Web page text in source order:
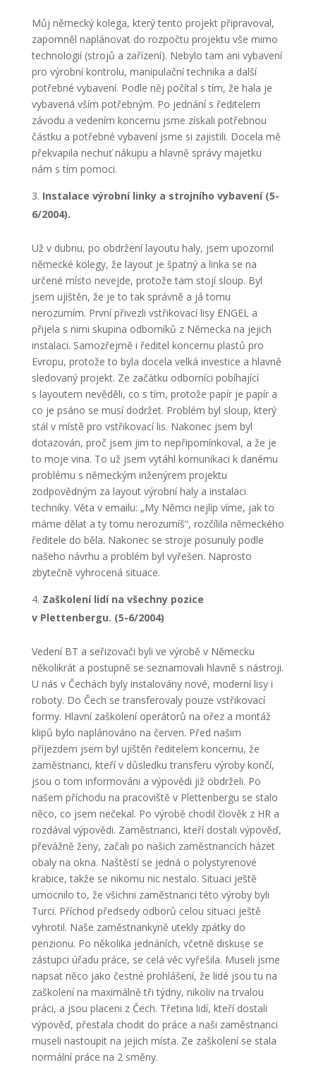
Můj německý kolega, který tento projekt připravoval,
zapomněl naplánovat do rozpočtu projektu vše mimo
technologií (strojů a zařízení). Nebylo tam ani vybavení
pro výrobní kontrolu, manipulační technika a další
potřebné vybavení. Podle něj počítal s tím, že hala je
vybavená vším potřebným. Po jednání s ředitelem
závodu a vedením koncernu jsme získali potřebnou
částku a potřebné vybavení jsme si zajistili. Docela mě
překvapila nechuť nákupu a hlavně správy majetku
nám s tím pomoci.
Instalace výrobní linky a strojního vybavení (5-
6/2004).
Už v dubnu, po obdržení layoutu haly, jsem upozornil
německé kolegy, že layout je špatný a linka se na
určené místo nevejde, protože tam stojí sloup. Byl
jsem ujištěn, že je to tak správně a já tomu
nerozumím. První přivezli vstřikovací lisy ENGEL a
přijela s nimi skupina odborníků z Německa na jejich
instalaci. Samozřejmě i ředitel koncernu plastů pro
Evropu, protože to byla docela velká investice a hlavně
sledovaný projekt. Ze začátku odborníci pobíhající
s layoutem nevěděli, co s tím, protože papír je papír a
co je psáno se musí dodržet. Problém byl sloup, který
stál v místě pro vstřikovací lis. Nakonec jsem byl
dotazován, proč jsem jim to nepřipomínkoval, a že je
to moje vina. To už jsem vytáhl komunikaci k danému
problému s německým inženýrem projektu
zodpovědným za layout výrobní haly a instalaci
techniky. Věta v emailu: „My Němci nejlíp víme, jak to
máme dělat a ty tomu nerozumíš“, rozčílila německého
ředitele do běla. Nakonec se stroje posunuly podle
našeho návrhu a problém byl vyřešen. Naprosto
zbytečně vyhrocená situace.
Zaškolení lidí na všechny pozice
v Plettenbergu. (5-6/2004)
Vedení BT a seřizovači byli ve výrobě v Německu
několikrát a postupně se seznamovali hlavně s nástroji.
U nás v Čechách byly instalovány nové, moderní lisy i
roboty. Do Čech se transferovaly pouze vstřikovací
formy. Hlavní zaškolení operátorů na ořez a montáž
klipů bylo naplánováno na červen. Před našim
příjezdem jsem byl ujištěn ředitelem koncernu, že
zaměstnanci, kteří v důsledku transferu výroby končí,
jsou o tom informováni a výpovědi již obdrželi. Po
našem příchodu na pracoviště v Plettenbergu se stalo
něco, co jsem nečekal. Po výrobě chodil člověk z HR a
rozdával výpovědi. Zaměstnanci, kteří dostali výpověď,
převážně ženy, začali po našich zaměstnancích házet
obaly na okna. Naštěstí se jedná o polystyrenové
krabice, takže se nikomu nic nestalo. Situaci ještě
umocnilo to, že všichni zaměstnanci této výroby byli
Turci. Příchod předsedy odborů celou situaci ještě
vyhrotil. Naše zaměstnankyně utekly zpátky do
penzionu. Po několika jednáních, včetně diskuse se
zástupci úřadu práce, se celá věc vyřešila. Museli jsme
napsat něco jako čestné prohlášení, že lidé jsou tu na
zaškolení na maximálně tři týdny, nikoliv na trvalou
práci, a jsou placeni z Čech. Třetina lidí, kteří dostali
výpověď, přestala chodit do práce a naši zaměstnanci
museli nastoupit na jejich místa. Ze zaškolení se stala
normální práce na 2 směny.